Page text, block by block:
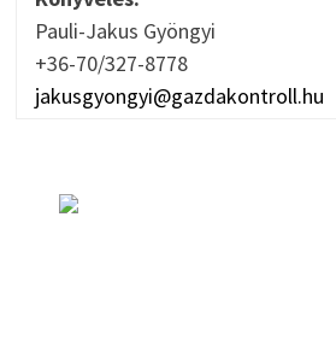
Pauli-Jakus Gyöngyi
+36-70/327-8778
jakusgyongyi@gazdakontroll.hu